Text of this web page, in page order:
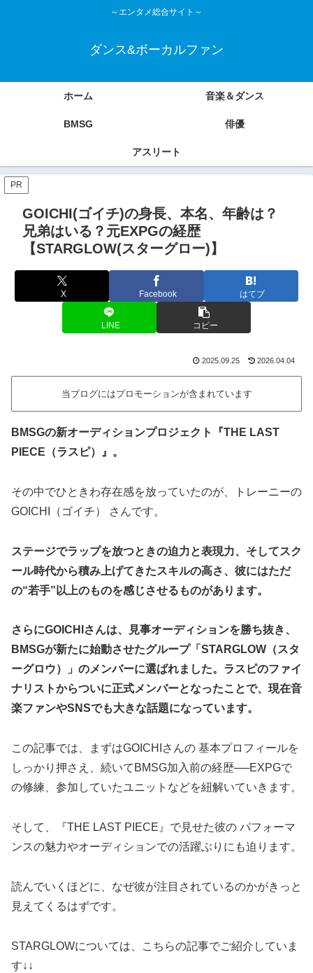
～エンタメ総合サイト～
ダンス&ボーカルファン
ホーム 音楽＆ダンス
BMSG 俳優
アスリート
PR
GOICHI(ゴイチ)の身長、本名、年齢は？
兄弟はいる？元EXPGの経歴
【STARGLOW(スターグロー)】
X Facebook はてブ
LINE コピー
2025.09.25 2026.04.04
当ブログにはプロモーションが含まれています
BMSGの新オーディションプロジェクト『THE LAST
PIECE（ラスピ）』。
その中でひときわ存在感を放っていたのが、トレーニーの
GOICHI（ゴイチ） さんです。
ステージでラップを放つときの迫力と表現力、そしてスク
ール時代から積み上げてきたスキルの高さ、彼にはただ
の“若手”以上のものを感じさせるものがあります。
さらにGOICHIさんは、見事オーディションを勝ち抜き、
BMSGが新たに始動させたグループ「STARGLOW（スタ
ーグロウ）」のメンバーに選ばれました。 ラスピのファイ
ナリストからついに正式メンバーとなったことで、現在音
楽ファンやSNSでも大きな話題になっています。
この記事では、まずはGOICHIさんの 基本プロフィールを
しっかり押さえ、続いてBMSG加入前の経歴──EXPGで
の修練、参加していたユニットなどを紐解いていきます。
そして、『THE LAST PIECE』で見せた彼の パフォーマ
ンスの魅力やオーディションでの活躍ぶりにも迫ります。
読んでいくほどに、なぜ彼が注目されているのかがきっと
見えてくるはずです。
STARGLOWについては、こちらの記事でご紹介していま
す↓↓